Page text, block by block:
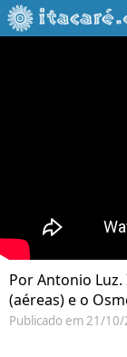
Por Antonio
(aéreas) e o
Publicado em 21/